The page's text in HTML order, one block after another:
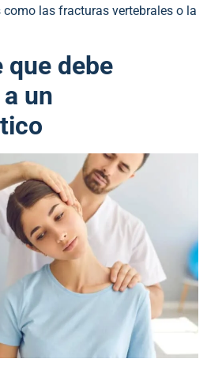
las fracturas vertebrales o la
que debe
un